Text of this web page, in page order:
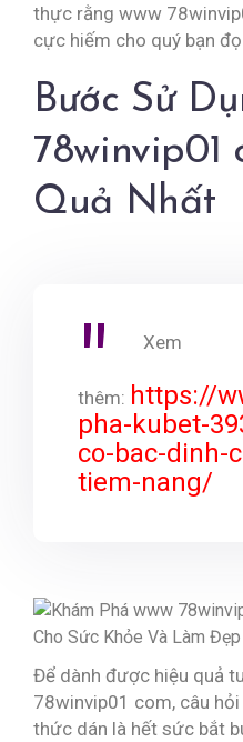
thực rằng www
cực hiếm cho quý bạn
Bước Sử
78winvip01
Quả Nhất
Xem
thêm: https://
pha-kubet-
co-bac-dinh-
tiem-nang/
Để dành được hiệu quả
78winvip01 com, câu
thức dán là hết sức bắt